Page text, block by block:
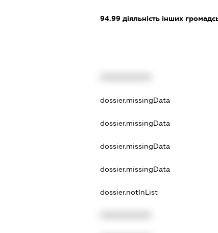
94.99 діяльність інших
dossier.missingData
dossier.missingData
dossier.missingData
dossier.missingData
dossier.notInList